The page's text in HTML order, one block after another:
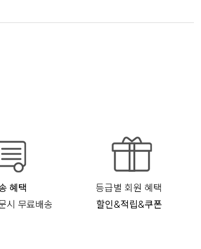
혜택
시 무료배송
등급별 회원 혜택
할인&적립&쿠폰